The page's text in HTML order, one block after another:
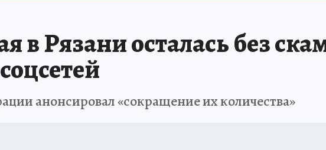
в Рязани осталась без
анонсировал «сокращение их количества»